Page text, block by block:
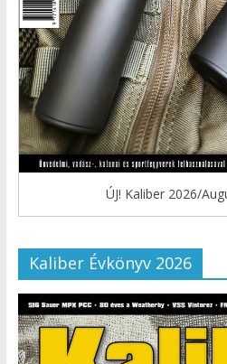
ÚJ! Kaliber 2026/
Kaliber Évkönyv 2026